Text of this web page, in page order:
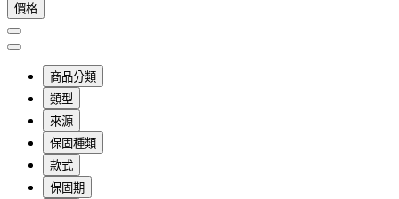
價格
商品分類
類型
來源
保固種類
款式
保固期